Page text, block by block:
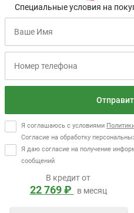
Специальные условия на
Я соглашаюсь с условиями
Согласие на обработку
Я даю согласие на получение
сообщений
В кредит от
22 769 ₽ в месяц